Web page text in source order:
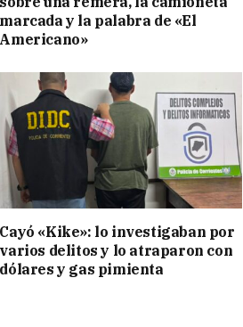
marcada y la palabra de «El
Americano»
Cayó «Kike»: lo investigaban por
varios delitos y lo atraparon con
dólares y gas pimienta